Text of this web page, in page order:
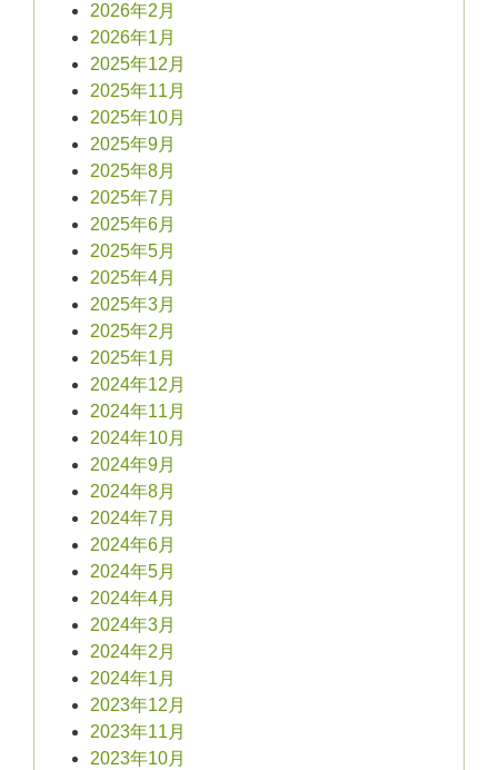
2026年2月
2026年1月
2025年12月
2025年11月
2025年10月
2025年9月
2025年8月
2025年7月
2025年6月
2025年5月
2025年4月
2025年3月
2025年2月
2025年1月
2024年12月
2024年11月
2024年10月
2024年9月
2024年8月
2024年7月
2024年6月
2024年5月
2024年4月
2024年3月
2024年2月
2024年1月
2023年12月
2023年11月
2023年10月